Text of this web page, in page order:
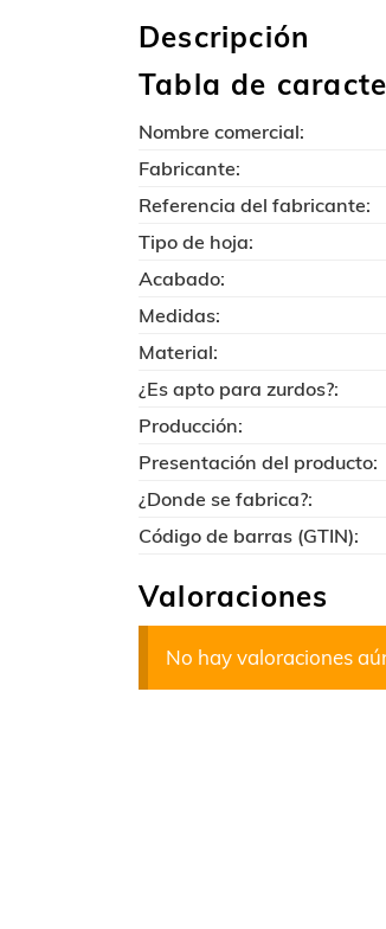
Descripción
Tabla de
Nombre comercial:
Fabricante:
Referencia del fabricante:
Tipo de hoja:
Acabado:
Medidas:
Material:
¿Es apto para zurdos?:
Producción:
Presentación del producto:
¿Donde se fabrica?:
Código de barras (GTIN):
Valoraciones
No hay valoraciones